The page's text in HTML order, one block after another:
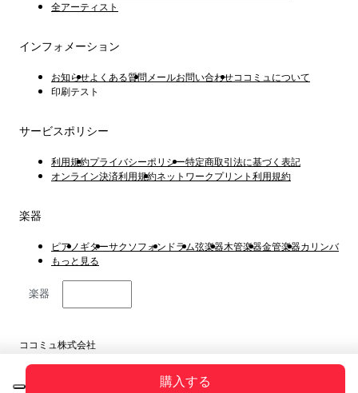
購入する
全アーティスト
インフォメーション
お知らせよくある質問 メールお問い合わせココミュについて
印刷テスト
サービスポリシー
利用規約プライバシーポリシー特定商取引法に基づく表記
オンライン決済利用規約ネットワークプリント利用規約
楽器
ピアノ ギターサクソフォン ドラム弦楽器木管楽器金管楽器カリンバ
もっと見る
楽器
ココミュ株式会社